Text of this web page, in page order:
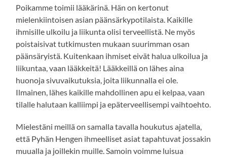
Poikamme toimii lääkärinä. Hän on kertonut
mielenkiintoisen asian päänsärkypotilaista. Kaikille
ihmisille ulkoilu ja liikunta olisi terveellistä. Ne myös
poistaisivat tutkimusten mukaan suurimman osan
päänsäryistä. Kuitenkaan ihmiset eivät halua ulkoilua ja
liikuntaa, vaan lääkkeitä! Lääkkeillä on lähes aina
huonoja sivuvaikutuksia, joita liikunnalla ei ole.
Ilmainen, lähes kaikille mahdollinen apu ei kelpaa, vaan
tilalle halutaan kalliimpi ja epäterveellisempi vaihtoehto.
Mielestäni meillä on samalla tavalla houkutus ajatella,
että Pyhän Hengen ihmeelliset asiat tapahtuvat jossakin
muualla ja joillekin muille. Samoin voimme luisua